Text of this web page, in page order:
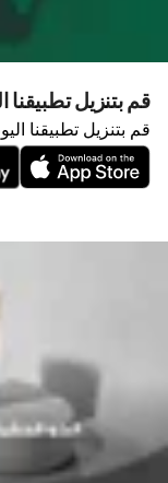
قم بتنزيل تطبيقنا
قم بتنزيل تطبيقنا